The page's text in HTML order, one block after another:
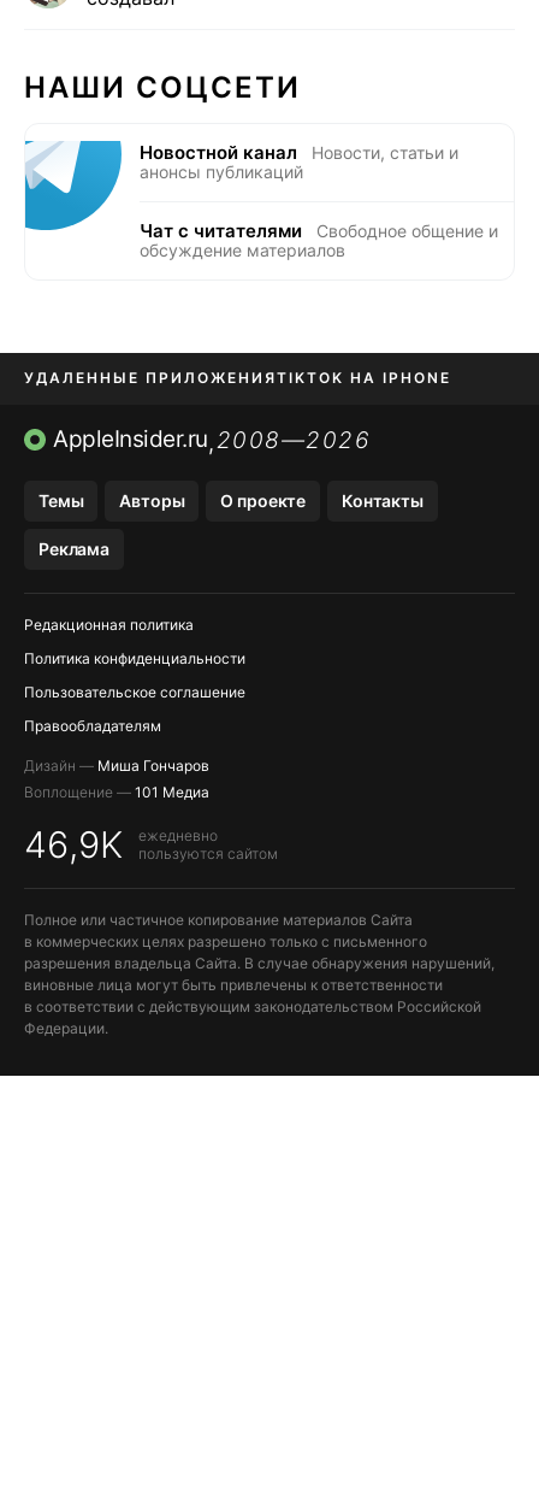
НАШИ СОЦСЕТИ
Новостной канал
Новости, статьи и
анонсы публикаций
Чат с читателями
Свободное общение и
обсуждение материалов
УДАЛЕННЫЕ ПРИЛОЖЕНИЯTIKTOK НА IPHONE
ПРИЛОЖЕНИЯ БЕЗ APP STORE
AppleInsider.ru,2008—2026
Темы Авторы О проекте Контакты
Реклама
Редакционная политика
Политика конфиденциальности
Пользовательское соглашение
Правообладателям
Дизайн — Миша Гончаров
Воплощение — 101 Медиа
46,9K
ежедневно
пользуются сайтом
Полное или частичное копирование материалов Сайта
в коммерческих целях разрешено только с письменного
разрешения владельца Сайта. В случае обнаружения нарушений,
виновные лица могут быть привлечены к ответственности
в соответствии с действующим законодательством Российской
Федерации.